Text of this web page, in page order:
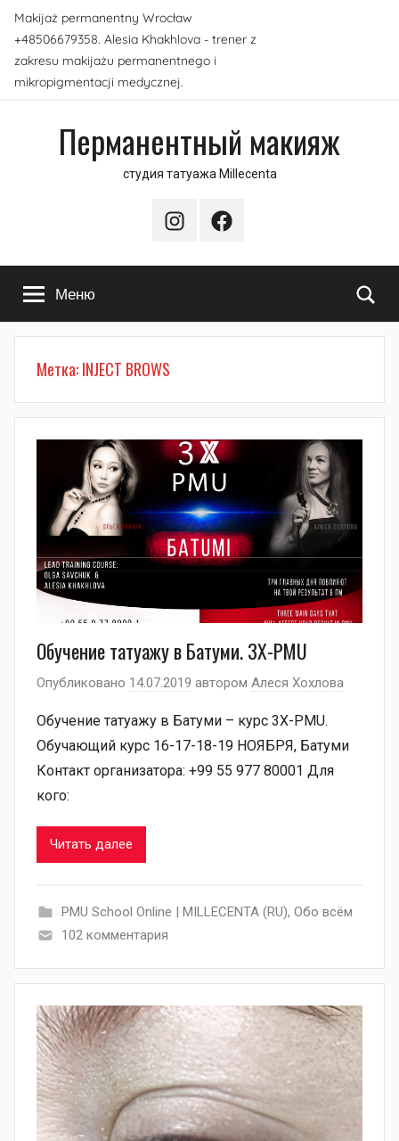
Перейти
содержимому
Makijaż permanentny Wrocław
+48506679358. Alesia Khakhlova - trener z
zakresu makijażu permanentnego i
mikropigmentacji medycznej.
Перманентный макияж
студия татуажа Millecenta
InstagramFacebook
Меню
Метка:INJECT BROWS
Обучение татуажу в Батуми. 3Х-PMU
Опубликовано 14.07.2019 автором Алеся Хохлова
Обучение татуажу в Батуми – курс 3Х-PMU.
Обучающий курс 16-17-18-19 НОЯБРЯ, Батуми
Контакт организатора: +99 55 977 80001 Для
кого:
Читать далее
PMU School Online | MILLECENTA (RU), Обо всём
102 комментария